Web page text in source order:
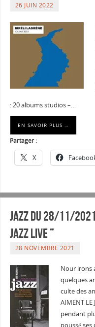
26 JUIN 2022
: 20 albums studios –…
EN SAVOIR PLUS …
Partager :
X
JAZZ du 28/11/
jazz live ”
28 NOVEMBRE 2021
Nour irons
quelques
culte des
AIMENT LE
pendant
poussé ses